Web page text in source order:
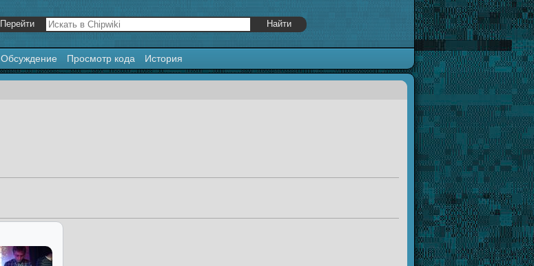
Обсуждение Просмотр кода История